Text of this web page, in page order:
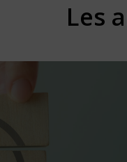
Les